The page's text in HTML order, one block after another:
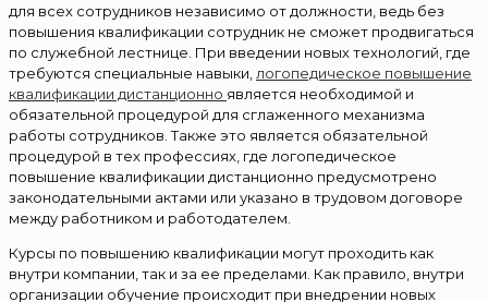
для всех сотрудников независимо от должности, ведь без
повышения квалификации сотрудник не сможет продвигаться
по служебной лестнице. При введении новых технологий, где
требуются специальные навыки, логопедическое повышение
квалификации дистанционно является необходимой и
обязательной процедурой для сглаженного механизма
работы сотрудников. Также это является обязательной
процедурой в тех профессиях, где логопедическое
повышение квалификации дистанционно предусмотрено
законодательными актами или указано в трудовом договоре
между работником и работодателем.
Курсы по повышению квалификации могут проходить как
внутри компании, так и за ее пределами. Как правило, внутри
организации обучение происходит при внедрении новых